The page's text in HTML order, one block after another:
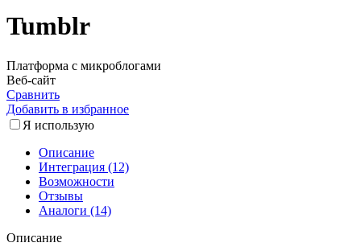
Tumblr
Платформа с микроблогами
Веб-сайт
Сравнить
Добавить в избранное
Я использую
Описание
Интеграция (12)
Возможности
Отзывы
Аналоги (14)
Описание